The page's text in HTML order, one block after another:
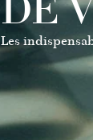
DE
Les